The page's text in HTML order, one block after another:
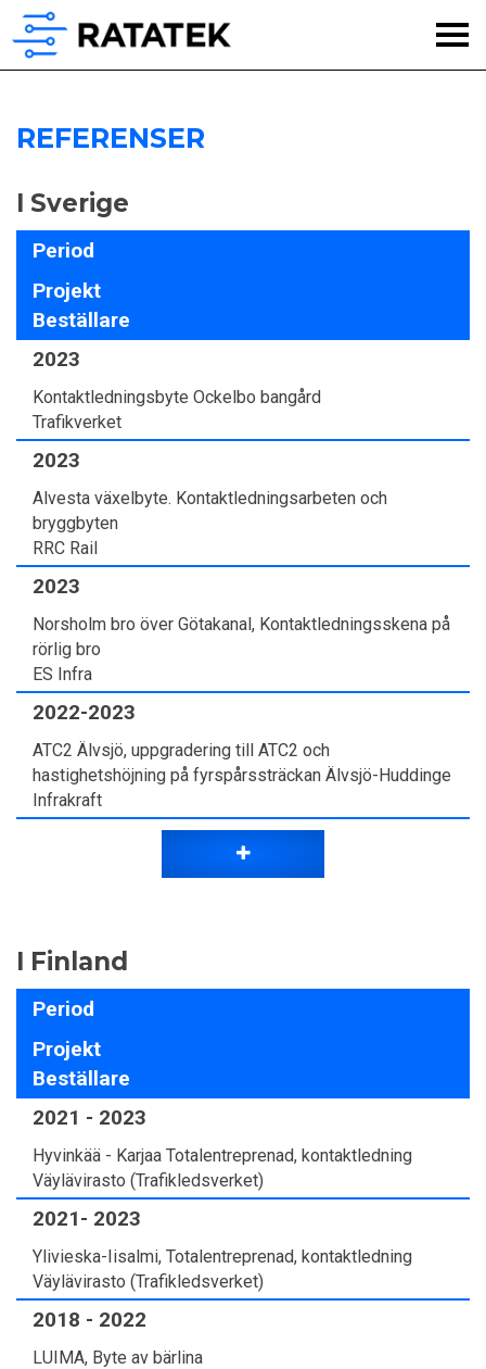
REFERENSER
I Sverige
Period
Projekt
Beställare
2023
Kontaktledningsbyte Ockelbo bangård
Trafikverket
2023
Alvesta växelbyte. Kontaktledningsarbeten och
bryggbyten
RRC Rail
2023
Norsholm bro över Götakanal, Kontaktledningsskena på
rörlig bro
ES Infra
2022-2023
ATC2 Älvsjö, uppgradering till ATC2 och
hastighetshöjning på fyrspårssträckan Älvsjö-Huddinge
Infrakraft
I Finland
Period
Projekt
Beställare
2021 - 2023
Hyvinkää - Karjaa Totalentreprenad, kontaktledning
Väylävirasto (Trafikledsverket)
2021- 2023
Ylivieska-Iisalmi, Totalentreprenad, kontaktledning
Väylävirasto (Trafikledsverket)
2018 - 2022
LUIMA, Byte av bärlina